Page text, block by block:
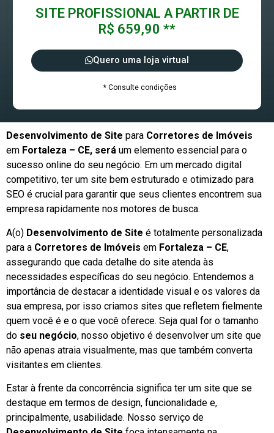
SITE PROFISSIONAL A PARTIR DE
R$ 659,90 **
Quero uma loja virtual
* Consulte condições
Desenvolvimento de Site para Corretores de Imóveis
em Fortaleza – CE, será um elemento essencial para o
sucesso online do seu negócio. Em um mercado digital
competitivo, ter um site bem estruturado e otimizado para
SEO é crucial para garantir que seus clientes encontrem sua
empresa rapidamente nos motores de busca.
A(o) Desenvolvimento de Site é totalmente personalizada
para a Corretores de Imóveis em Fortaleza – CE,
assegurando que cada detalhe do site atenda às
necessidades específicas do seu negócio. Entendemos a
importância de destacar a identidade visual e os valores da
sua empresa, por isso criamos sites que refletem fielmente
quem você é e o que você oferece. Seja qual for o tamanho
do seu negócio, nosso objetivo é desenvolver um site que
não apenas atraia visualmente, mas que também converta
visitantes em clientes.
Estar à frente da concorrência significa ter um site que se
destaque em termos de design, funcionalidade e,
principalmente, usabilidade. Nosso serviço de